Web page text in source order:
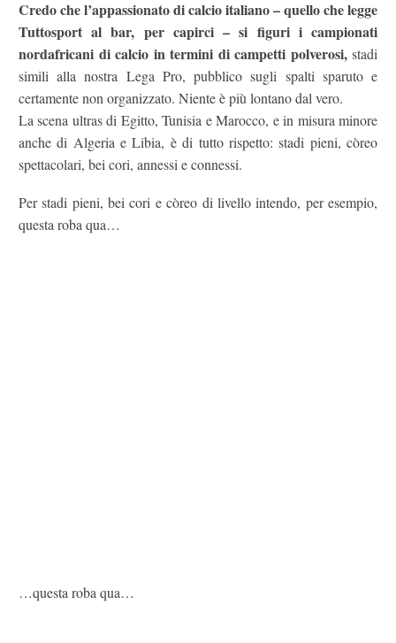
Credo che l’appassionato di calcio italiano – quello che legge
Tuttosport al bar, per capirci – si figuri i campionati
nordafricani di calcio in termini di campetti polverosi,stadi
simili alla nostra Lega Pro, pubblico sugli spalti sparuto e
certamente non organizzato. Niente è più lontano dal vero.
La scena ultras di Egitto, Tunisia e Marocco, e in misura minore
anche di Algeria e Libia, è di tutto rispetto: stadi pieni, còreo
spettacolari, bei cori, annessi e connessi.
Per stadi pieni, bei cori e còreo di livello intendo, per esempio,
questa roba qua…
…questa roba qua…